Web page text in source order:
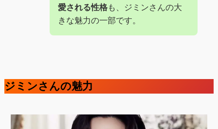
愛される性格も、ジミンさんの大
きな魅力の一部です。
ジミンさんの魅力